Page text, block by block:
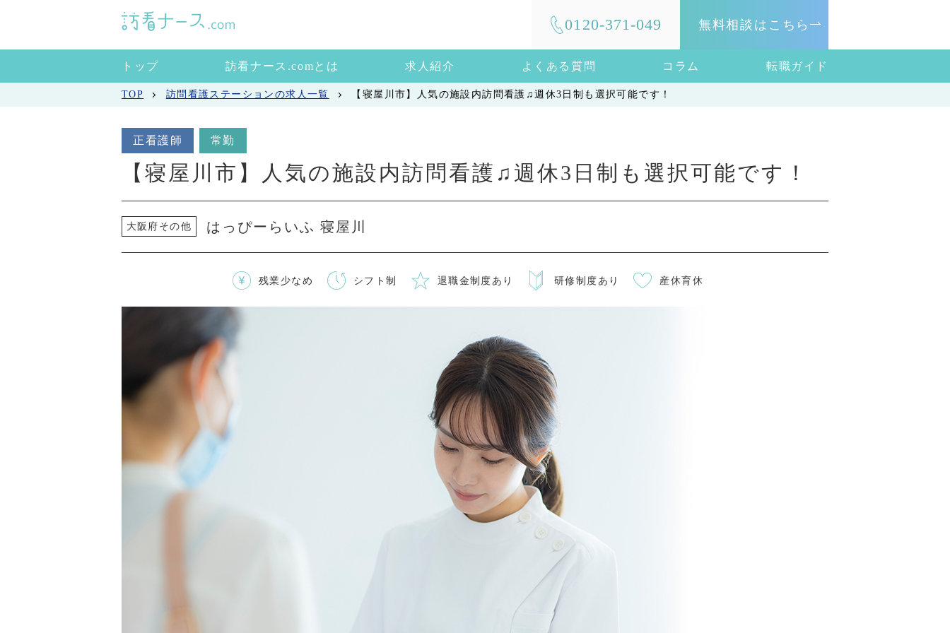
0120-371-049 無料相談はこちら
トップ 訪看ナース.comとは 求人紹介 よくある質問 コラム 転職ガイド
TOP 訪問看護ステーションの求人一覧 【寝屋川市】人気の施設内訪問看護♫週休3日制も選択可能です！
正看護師 常勤
【寝屋川市】人気の施設内訪問看護♫週休3日制も選択可能です！
大阪府その他 はっぴーらいふ 寝屋川
残業少なめ シフト制 退職金制度あり 研修制度あり 産休育休